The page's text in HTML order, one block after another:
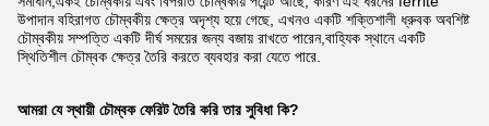
উপাদান বহিরাগত চৌম্বকীয় ক্ষেত্র অদৃশ্য হয়ে গেছে, এখনও একটি শক্তিশালী ধ্রুবক অবশিষ্ট
চৌম্বকীয় সম্পত্তি একটি দীর্ঘ সময়ের জন্য বজায় রাখতে পারেন,বাহ্যিক স্থানে একটি
স্থিতিশীল চৌম্বক ক্ষেত্র তৈরি করতে ব্যবহার করা যেতে পারে.
আমরা যে স্থায়ী চৌম্বক ফেরিট তৈরি করি তার সুবিধা কি?